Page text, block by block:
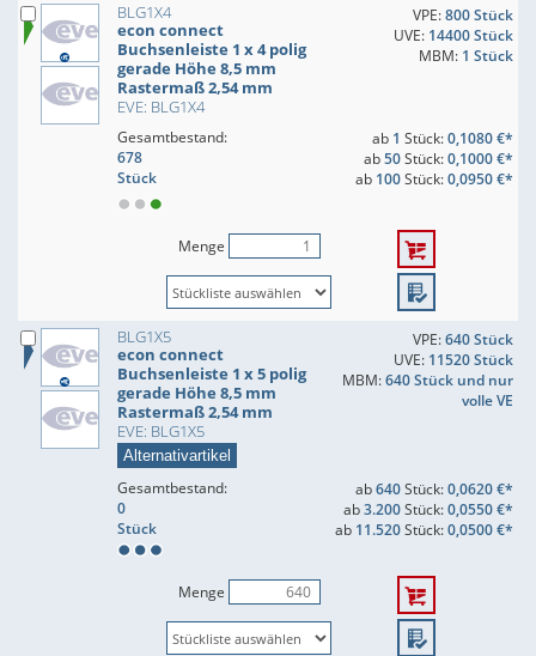
BLG1X4
econ connect
Buchsenleiste 1 x 4 polig
gerade Höhe 8,5 mm
Rastermaß 2,54 mm
EVE: BLG1X4
VPE:800 Stück
UVE: 14400 Stück
MBM: 1 Stück
Gesamtbestand:
678
Stück
ab 1 Stück:0,1080 €*
ab50Stück:0,1000 €*
ab 100Stück:0,0950 €*
Menge
BLG1X5
econ connect
Buchsenleiste 1 x 5 polig
gerade Höhe 8,5 mm
Rastermaß 2,54 mm
EVE: BLG1X5
Alternativartikel
VPE:640 Stück
UVE: 11520 Stück
MBM:640 Stück und nur
volle VE
Gesamtbestand:
0
Stück
ab640Stück:0,0620 €*
ab3.200Stück:0,0550 €*
ab 11.520Stück:0,0500 €*
Menge